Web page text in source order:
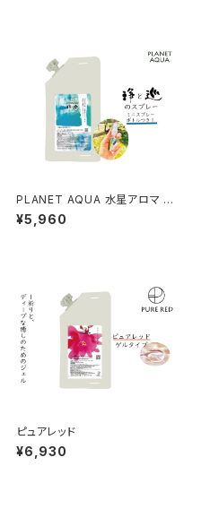
PLANET AQUA 水星アロマ 巡
のスプレー
¥5,960
ピュアレッド
¥6,930